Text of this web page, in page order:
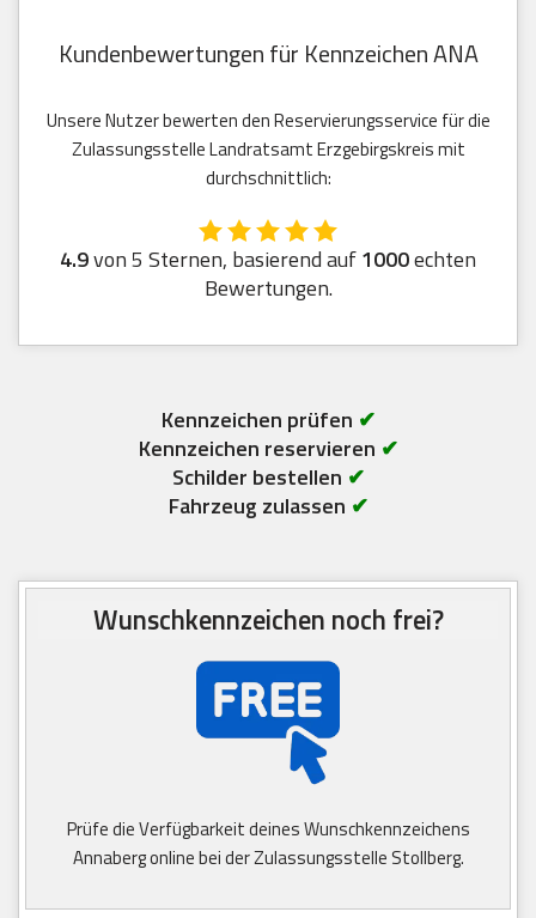
Kundenbewertungen für Kennzeichen ANA
Unsere Nutzer bewerten den Reservierungsservice für die
Zulassungsstelle Landratsamt Erzgebirgskreis mit
durchschnittlich:
4.9von 5 Sternen, basierend auf1000echten
Bewertungen.
Kennzeichen prüfen ✔
Kennzeichen reservieren ✔
Schilder bestellen ✔
Fahrzeug zulassen ✔
Wunschkennzeichen noch frei?
Prüfe die Verfügbarkeit deines Wunschkennzeichens
Annaberg online bei der Zulassungsstelle Stollberg.